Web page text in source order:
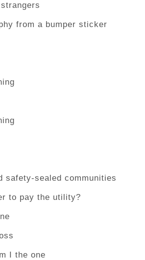
from a bumper sticker
safety-sealed communities
to pay the utility?
I the one